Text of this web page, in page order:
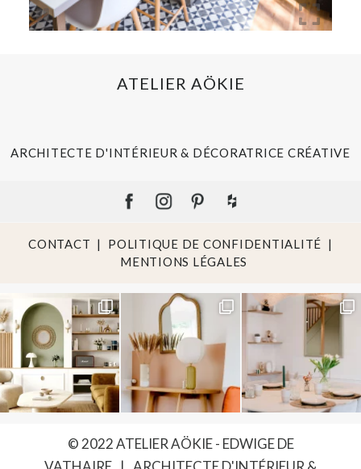
ATELIER AÖKIE
ARCHITECTE D'INTÉRIEUR & DÉCORATRICE CRÉATIVE
CONTACT | POLITIQUE DE CONFIDENTIALITÉ |
MENTIONS LÉGALES
© 2022 ATELIER AÖKIE - EDWIGE DE